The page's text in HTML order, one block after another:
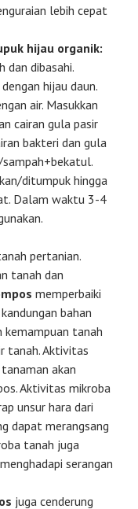
lebih cepat
hijau organik:
dan dibasahi.
hijau daun.
air. Masukkan
cairan gula pasir
bakteri dan gula
ditumpuk hingga
Dalam waktu 3-4
pertanian.
tanah dan
memperbaiki
bahan
kemampuan tanah
tanah. Aktivitas
akan
Aktivitas mikroba
unsur hara dari
dapat merangsang
tanah juga
serangan
juga cenderung